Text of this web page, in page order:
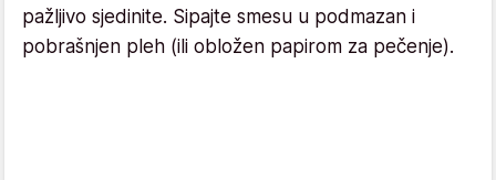
pažljivo sjedinite. Sipajte smesu u podmazan i
pobrašnjen pleh (ili obložen papirom za pečenje).